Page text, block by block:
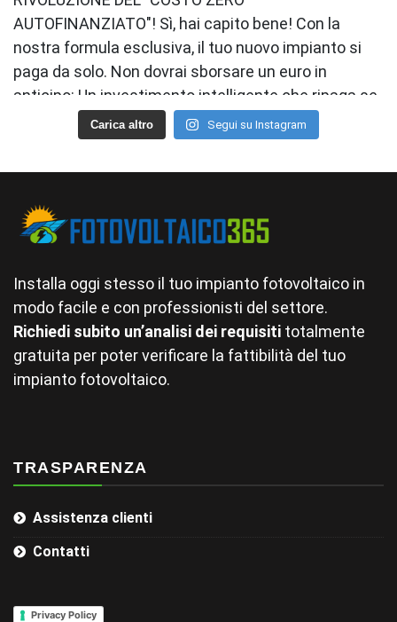
Carica altro Segui su Instagram
Installa oggi stesso il tuo impianto fotovoltaico in
modo facile e con professionisti del settore.
Richiedi subito un’analisi dei requisiti totalmente
gratuita per poter verificare la fattibilità del tuo
impianto fotovoltaico.
TRASPARENZA
Assistenza clienti
Contatti
Privacy Policy